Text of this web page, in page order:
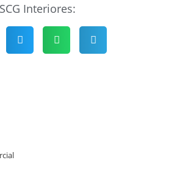
Interiores: